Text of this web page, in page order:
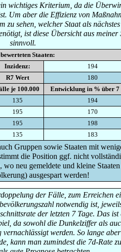
wichtiges Kriterium, da die
Um aber die Effizienz von
zu sehen, welcher Staat als
ist diese Übersicht aus meiner
sinnvoll.
bewerteten Staaten:
Inzidenz:
194
R7 Wert
180
je 100.000
Entwicklung in % über 7
135
194
195
170
195
198
135 183
Gruppen sowie Staaten mit
die Position ggf. nicht
wo neu gemeldete und kleine
ausgespart werden!
der Fälle, zum Erreichen
notwendig ist,
der letzten 7 Tage. Das ist
da sowohl die Dunkelziffer als
werden. So lange
kann man zumindest die 7d-Rate